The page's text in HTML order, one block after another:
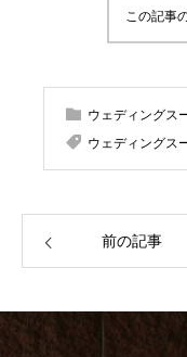
この記事
ウェディングス
ウェディングス
前の記事